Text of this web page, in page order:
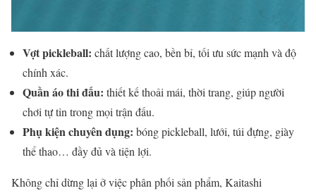
Vợt pickleball: chất lượng cao, bền bỉ, tối ưu sức mạnh và độ
chính xác.
Quần áo thi đấu: thiết kế thoải mái, thời trang, giúp người
chơi tự tin trong mọi trận đấu.
Phụ kiện chuyên dụng: bóng pickleball, lưới, túi đựng, giày
thể thao… đầy đủ và tiện lợi.
Không chỉ dừng lại ở việc phân phối sản phẩm, Kaitashi